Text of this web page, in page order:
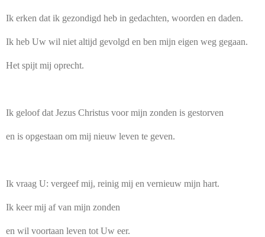
Ik erken dat ik gezondigd heb in gedachten, woorden en daden.
Ik heb Uw wil niet altijd gevolgd en ben mijn eigen weg gegaan.
Het spijt mij oprecht.
Ik geloof dat Jezus Christus voor mijn zonden is gestorven
en is opgestaan om mij nieuw leven te geven.
Ik vraag U: vergeef mij, reinig mij en vernieuw mijn hart.
Ik keer mij af van mijn zonden
en wil voortaan leven tot Uw eer.